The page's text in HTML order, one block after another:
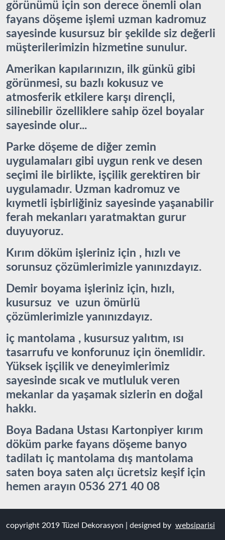
görünümü için son derece önemli olan
fayans döşeme işlemi uzman kadromuz
sayesinde kusursuz bir şekilde siz değerli
müşterilerimizin hizmetine sunulur.
Amerikan kapılarınızın, ilk günkü gibi
görünmesi, su bazlı kokusuz ve
atmosferik etkilere karşı dirençli,
silinebilir özelliklere sahip özel boyalar
sayesinde olur...
Parke döşeme de diğer zemin
uygulamaları gibi uygun renk ve desen
seçimi ile birlikte, işçilik gerektiren bir
uygulamadır. Uzman kadromuz ve
kıymetli işbirliğiniz sayesinde yaşanabilir
ferah mekanları yaratmaktan gurur
duyuyoruz.
Kırım döküm işleriniz için , hızlı ve
sorunsuz çözümlerimizle yanınızdayız.
Demir boyama işleriniz için, hızlı,
kusursuz ve uzun ömürlü
çözümlerimizle yanınızdayız.
iç mantolama , kusursuz yalıtım, ısı
tasarrufu ve konforunuz için önemlidir.
Yüksek işçilik ve deneyimlerimiz
sayesinde sıcak ve mutluluk veren
mekanlar da yaşamak sizlerin en doğal
hakkı.
Boya Badana Ustası Kartonpiyer kırım
döküm parke fayans döşeme banyo
tadilatı iç mantolama dış mantolama
saten boya saten alçı ücretsiz keşif için
hemen arayın 0536 271 40 08
copyright 2019 Tüzel Dekorasyon | designed by websiparisi